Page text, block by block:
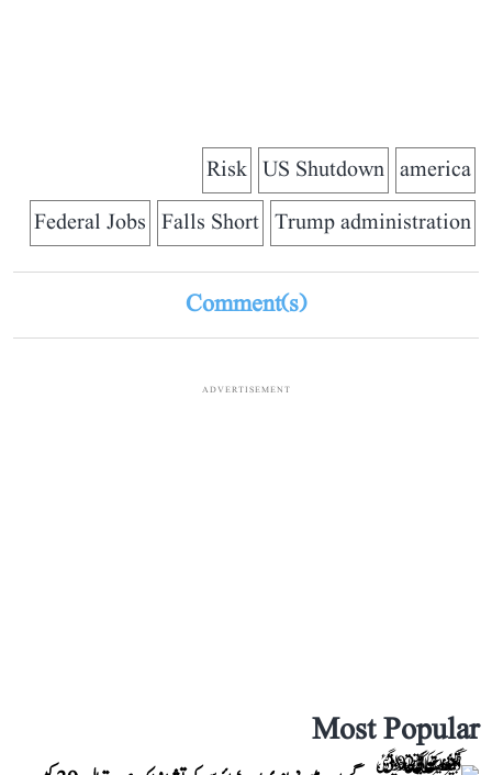
america
US Shutdown
Risk
Trump administration
Falls Short
Federal Jobs
Comment(s)
ADVERTISEMENT
Most Popular